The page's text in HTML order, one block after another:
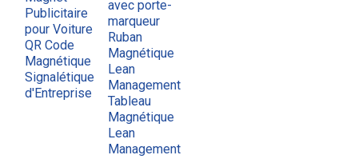
Publicitaire
pour Voiture
QR Code
Magnétique
Signalétique
d'Entreprise
avec porte-
marqueur
Ruban
Magnétique
Lean
Management
Tableau
Magnétique
Lean
Management